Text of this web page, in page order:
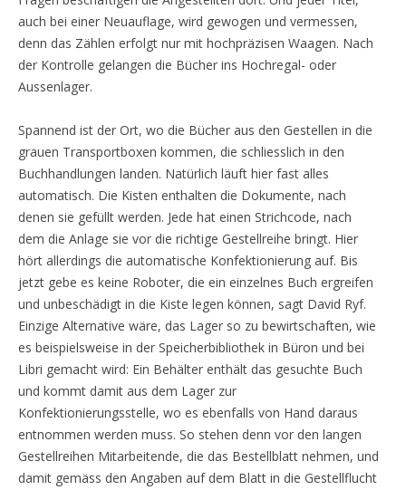
auch bei einer Neuauflage, wird gewogen und vermessen,
denn das Zählen erfolgt nur mit hochpräzisen Waagen. Nach
der Kontrolle gelangen die Bücher ins Hochregal- oder
Aussenlager.
Spannend ist der Ort, wo die Bücher aus den Gestellen in die
grauen Transportboxen kommen, die schliesslich in den
Buchhandlungen landen. Natürlich läuft hier fast alles
automatisch. Die Kisten enthalten die Dokumente, nach
denen sie gefüllt werden. Jede hat einen Strichcode, nach
dem die Anlage sie vor die richtige Gestellreihe bringt. Hier
hört allerdings die automatische Konfektionierung auf. Bis
jetzt gebe es keine Roboter, die ein einzelnes Buch ergreifen
und unbeschädigt in die Kiste legen können, sagt David Ryf.
Einzige Alternative wäre, das Lager so zu bewirtschaften, wie
es beispielsweise in der Speicherbibliothek in Büron und bei
Libri gemacht wird: Ein Behälter enthält das gesuchte Buch
und kommt damit aus dem Lager zur
Konfektionierungsstelle, wo es ebenfalls von Hand daraus
entnommen werden muss. So stehen denn vor den langen
Gestellreihen Mitarbeitende, die das Bestellblatt nehmen, und
damit gemäss den Angaben auf dem Blatt in die Gestellflucht